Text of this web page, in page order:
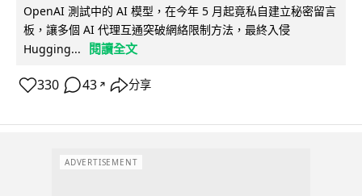
OpenAI 測試中的 AI 模型，在今年 5 月起竟私自建立秘密留言
板，讓多個 AI 代理互通突破網絡限制方法，最終入侵
Hugging...
閱讀全文
330 43 ↗ 分享
ADVERTISEMENT